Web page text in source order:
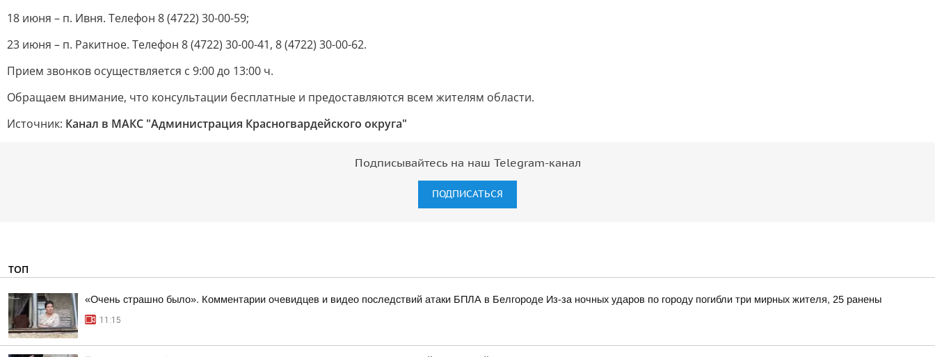
18 июня – п. Ивня. Телефон 8 (4722) 30-00-59;
23 июня – п. Ракитное. Телефон 8 (4722) 30-00-41, 8 (4722) 30-00-62.
Прием звонков осуществляется с 9:00 до 13:00 ч.
Обращаем внимание, что консультации бесплатные и предоставляются всем жителям области.
Источник: Канал в МАКС "Администрация Красногвардейского округа"
Подписывайтесь на наш Telegram-канал
ПОДПИСАТЬСЯ
ТОП
«Очень страшно было». Комментарии очевидцев и видео последствий атаки БПЛА в Белгороде Из-за ночных ударов по городу погибли три мирных жителя, 25 ранены
11:15